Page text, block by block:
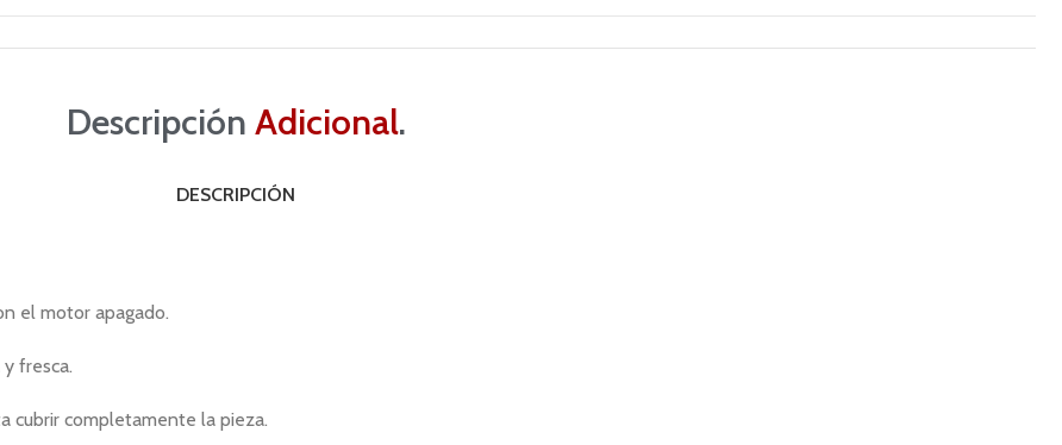
Descripción Adicional.
DESCRIPCIÓN
el motor apagado.
fresca.
cubrir completamente la pieza.